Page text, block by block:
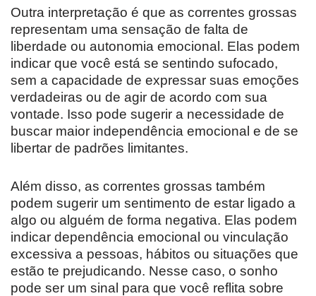
Outra interpretação é que as correntes grossas
representam uma sensação de falta de
liberdade ou autonomia emocional. Elas podem
indicar que você está se sentindo sufocado,
sem a capacidade de expressar suas emoções
verdadeiras ou de agir de acordo com sua
vontade. Isso pode sugerir a necessidade de
buscar maior independência emocional e de se
libertar de padrões limitantes.
Além disso, as correntes grossas também
podem sugerir um sentimento de estar ligado a
algo ou alguém de forma negativa. Elas podem
indicar dependência emocional ou vinculação
excessiva a pessoas, hábitos ou situações que
estão te prejudicando. Nesse caso, o sonho
pode ser um sinal para que você reflita sobre